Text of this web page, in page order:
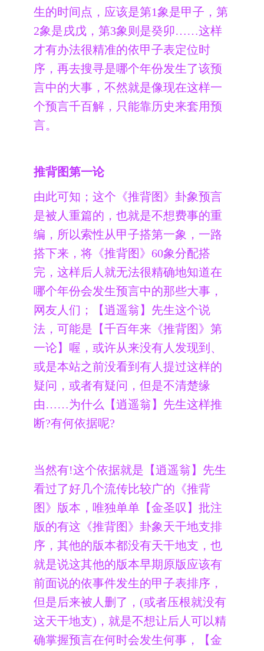
生的时间点，应该是第1象是甲子，第
2象是戌戊，第3象则是癸卯……这样
才有办法很精准的依甲子表定位时
序，再去搜寻是哪个年份发生了该预
言中的大事，不然就是像现在这样一
个预言千百解，只能靠历史来套用预
言。
推背图第一论
由此可知；这个《推背图》卦象预言
是被人重篇的，也就是不想费事的重
编，所以索性从甲子搭第一象，一路
搭下来，将《推背图》60象分配搭
完，这样后人就无法很精确地知道在
哪个年份会发生预言中的那些大事，
网友人们；【逍遥翁】先生这个说
法，可能是【千百年来《推背图》第
一论】喔，或许从来没有人发现到、
或是本站之前没看到有人提过这样的
疑问，或者有疑问，但是不清楚缘
由……为什么【逍遥翁】先生这样推
断?有何依据呢?
当然有!这个依据就是【逍遥翁】先生
看过了好几个流传比较广的《推背
图》版本，唯独单单【金圣叹】批注
版的有这《推背图》卦象天干地支排
序，其他的版本都没有天干地支，也
就是说这其他的版本早期原版应该有
前面说的依事件发生的甲子表排序，
但是后来被人删了，(或者压根就没有
这天干地支)，就是不想让后人可以精
确掌握预言在何时会发生何事，【金